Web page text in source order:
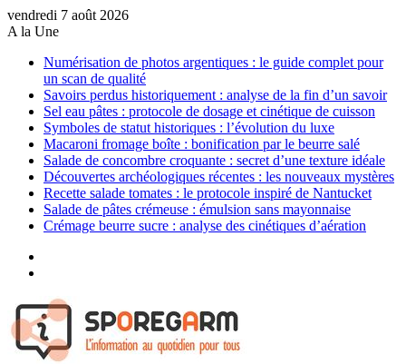
vendredi 7 août 2026
A la Une
Numérisation de photos argentiques : le guide complet pour
un scan de qualité
Savoirs perdus historiquement : analyse de la fin d’un savoir
Sel eau pâtes : protocole de dosage et cinétique de cuisson
Symboles de statut historiques : l’évolution du luxe
Macaroni fromage boîte : bonification par le beurre salé
Salade de concombre croquante : secret d’une texture idéale
Découvertes archéologiques récentes : les nouveaux mystères
Recette salade tomates : le protocole inspiré de Nantucket
Salade de pâtes crémeuse : émulsion sans mayonnaise
Crémage beurre sucre : analyse des cinétiques d’aération
Menu